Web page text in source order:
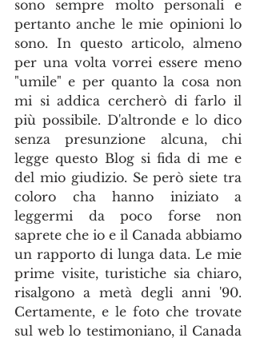
sono sempre molto personali e
pertanto anche le mie opinioni lo
sono. In questo articolo, almeno
per una volta vorrei essere meno
"umile" e per quanto la cosa non
mi si addica cercherò di farlo il
più possibile. D'altronde e lo dico
senza presunzione alcuna, chi
legge questo Blog si fida di me e
del mio giudizio. Se però siete tra
coloro cha hanno iniziato a
leggermi da poco forse non
saprete che io e il Canada abbiamo
un rapporto di lunga data. Le mie
prime visite, turistiche sia chiaro,
risalgono a metà degli anni '90.
Certamente, e le foto che trovate
sul web lo testimoniano, il Canada